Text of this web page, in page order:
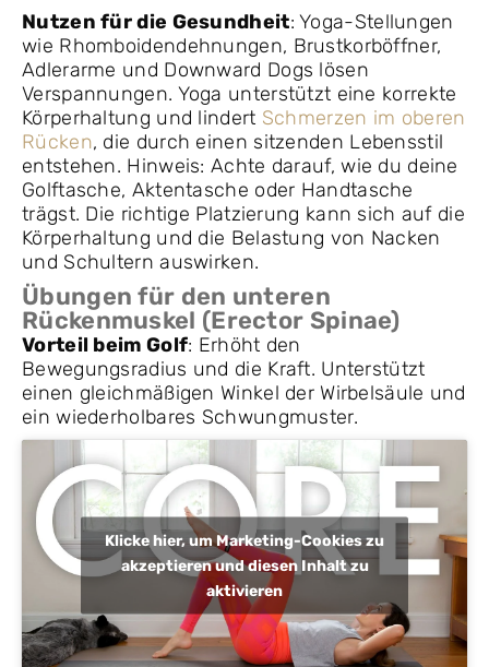
Nutzen für die Gesundheit: Yoga-Stellungen
wie Rhomboidendehnungen, Brustkorböffner,
Adlerarme und Downward Dogs lösen
Verspannungen. Yoga unterstützt eine korrekte
Körperhaltung und lindert Schmerzen im oberen
Rücken, die durch einen sitzenden Lebensstil
entstehen. Hinweis: Achte darauf, wie du deine
Golftasche, Aktentasche oder Handtasche
trägst. Die richtige Platzierung kann sich auf die
Körperhaltung und die Belastung von Nacken
und Schultern auswirken.
Übungen für den unteren
Rückenmuskel (Erector Spinae)
Vorteil beim Golf: Erhöht den
Bewegungsradius und die Kraft. Unterstützt
einen gleichmäßigen Winkel der Wirbelsäule und
ein wiederholbares Schwungmuster.
Klicke hier, um Marketing-Cookies zu
akzeptieren und diesen Inhalt zu
aktivieren